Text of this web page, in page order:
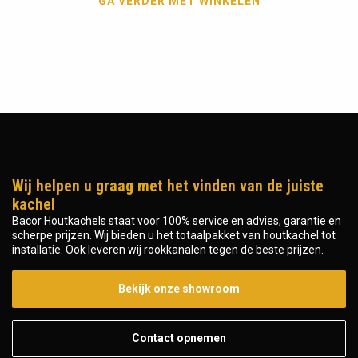
Wij helpen u graag met het vinden van de juiste
kachel
Bacor Houtkachels staat voor 100% service en advies, garantie en
scherpe prijzen. Wij bieden u het totaalpakket van houtkachel tot
installatie. Ook leveren wij rookkanalen tegen de beste prijzen.
Bekijk onze showroom
Contact opnemen